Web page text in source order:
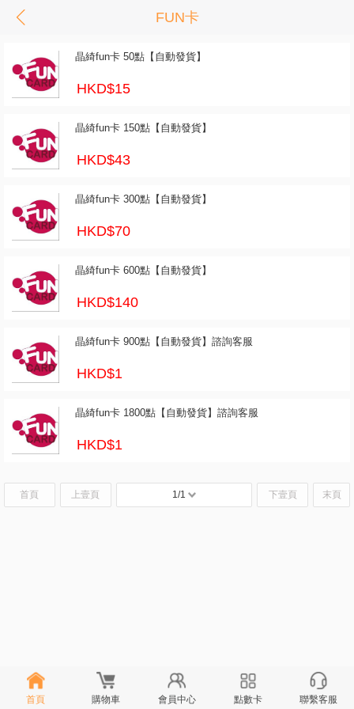
FUN卡
晶綺fun卡 50點【自動發貨】
HKD$15
晶綺fun卡 150點【自動發貨】
HKD$43
晶綺fun卡 300點【自動發貨】
HKD$70
晶綺fun卡 600點【自動發貨】
HKD$140
晶綺fun卡 900點【自動發貨】諮詢客服
HKD$1
晶綺fun卡 1800點【自動發貨】諮詢客服
HKD$1
首頁 上壹頁 1/1 下壹頁 末頁
首頁 購物車 會員中心 點數卡 聯繫客服